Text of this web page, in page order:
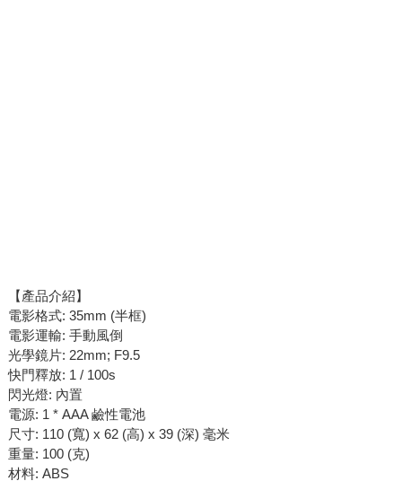
【產品介紹】
電影格式: 35mm (半框)
電影運輸: 手動風倒
光學鏡片: 22mm; F9.5
快門釋放: 1 / 100s
閃光燈: 內置
電源: 1 * AAA 鹼性電池
尺寸: 110 (寬) x 62 (高) x 39 (深) 毫米
重量: 100 (克)
材料: ABS